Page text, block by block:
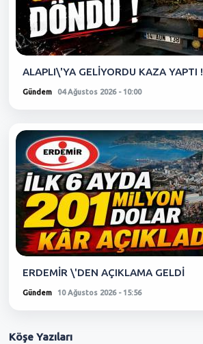
ALAPLI\'YA GELİYORDU KAZA YAPTI !
Gündem 04 Ağustos 2026 - 10:00
ERDEMİR \'DEN AÇIKLAMA GELDİ
Gündem 10 Ağustos 2026 - 15:56
Köşe Yazıları